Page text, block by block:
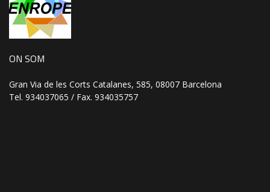
ON SOM
Gran Via de les Corts Catalanes, 585, 08007 Barcelona
Tel. 934037065 / Fax. 934035757